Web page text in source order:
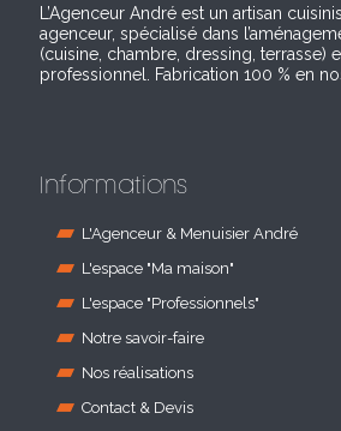
L’Agenceur André est un artisan
agenceur, spécialisé dans
(cuisine, chambre, dressing, terrasse)
professionnel. Fabrication 100 % en
Informations
L'Agenceur & Menuisier André
L'espace "Ma maison"
L'espace "Professionnels"
Notre savoir-faire
Nos réalisations
Contact & Devis